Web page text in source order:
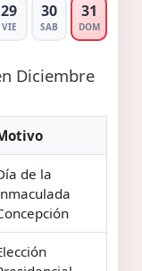
29
VIE
30
SAB
31
DOM
Diciembre
de la